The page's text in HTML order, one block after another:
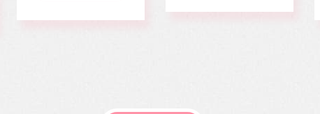
資捐助等各項服務。
邀請您長期駐印 本刊